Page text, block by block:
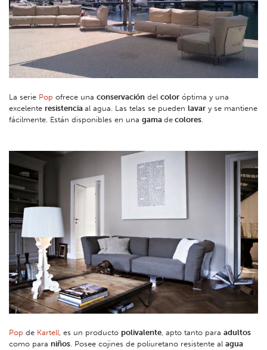
La serie Pop ofrece una conservación del color óptima y una
excelente resistencia al agua. Las telas se pueden lavar y se mantiene
fácilmente. Están disponibles en una gama de colores.
Pop de Kartell, es un producto polivalente, apto tanto para adultos
como para niños. Posee cojines de poliuretano resistente al agua